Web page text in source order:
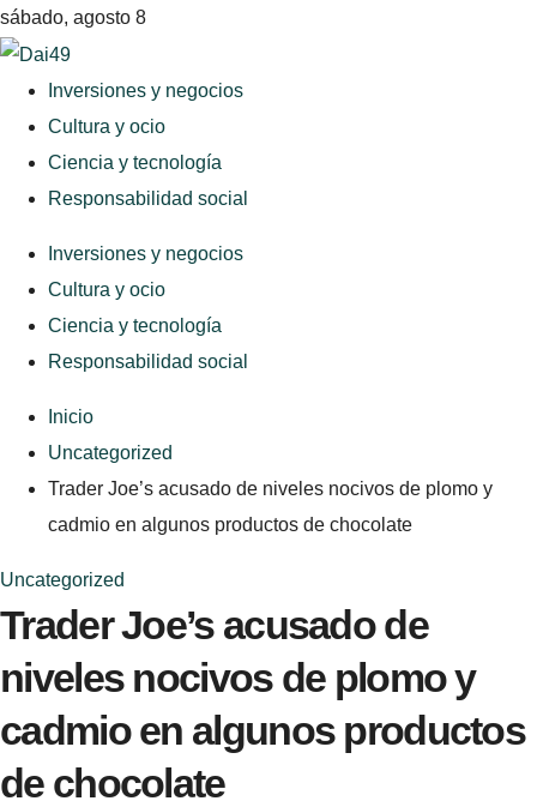
sábado, agosto 8
Inversiones y negocios
Cultura y ocio
Ciencia y tecnología
Responsabilidad social
Inversiones y negocios
Cultura y ocio
Ciencia y tecnología
Responsabilidad social
Inicio
Uncategorized
Trader Joe’s acusado de niveles nocivos de plomo y
cadmio en algunos productos de chocolate
Uncategorized
Trader Joe’s acusado de
niveles nocivos de plomo y
cadmio en algunos productos
de chocolate